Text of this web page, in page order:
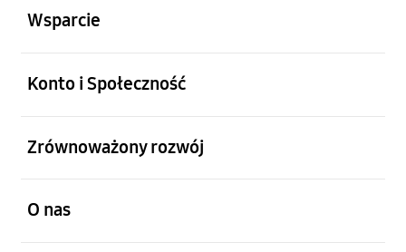
Wsparcie
Konto i Społeczność
Zrównoważony rozwój
O nas